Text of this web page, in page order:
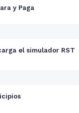
y Paga
el simulador RST